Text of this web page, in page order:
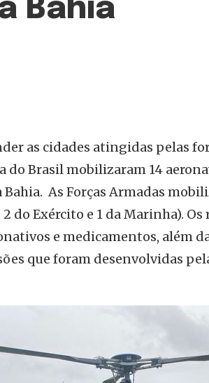
Bahia
as cidades atingidas pelas
do Brasil mobilizaram 14
Bahia. As Forças Armadas
2 do Exército e 1 da Marinha).
e medicamentos, além
que foram desenvolvidas